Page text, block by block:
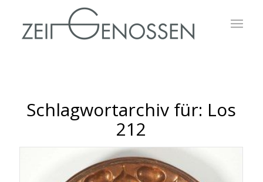
Schlagwortarchiv für: Los
212